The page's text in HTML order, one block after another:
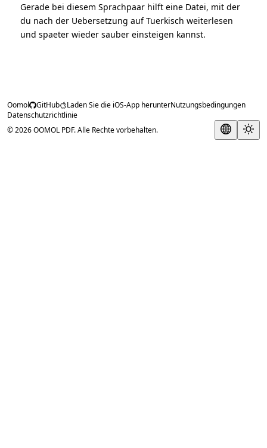
Gerade bei diesem Sprachpaar hilft eine Datei, mit der
du nach der Uebersetzung auf Tuerkisch weiterlesen
und spaeter wieder sauber einsteigen kannst.
Oomol GitHub Laden Sie die iOS-App herunterNutzungsbedingungen
Datenschutzrichtlinie
© 2026 OOMOL PDF. Alle Rechte vorbehalten.